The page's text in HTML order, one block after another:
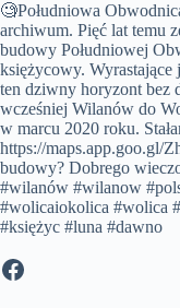
🧐Południowa
archiwum. Pięć lat temu
budowy Południowej
księżycowy. Wyrastające
ten dziwny horyzont bez
wcześniej Wilanów do
w marcu 2020 roku.
https://maps.app.goo.gl/
budowy? Dobrego
#wilanów #wilanow
#wolicaiokolica #wolica
#księżyc #luna #dawno
Facebook